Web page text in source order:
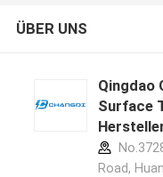
ÜBER UNS
Qingdao
Surface
Road,